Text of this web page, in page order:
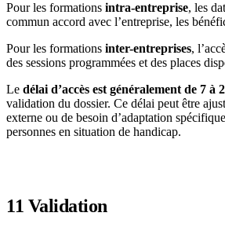
Pour les formations intra-entreprise, les
commun accord avec l’entreprise, les
Pour les formations inter-entreprises,
des sessions programmées et des places
Le délai d’accès est généralement de 7 à
validation du dossier. Ce délai peut être
externe ou de besoin d’adaptation
personnes en situation de handicap.
11 Validation